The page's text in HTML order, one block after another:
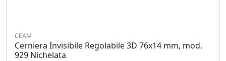
CEAM
Cerniera Invisibile Regolabile 3D 76x14 mm, mod.
929 Nichelata